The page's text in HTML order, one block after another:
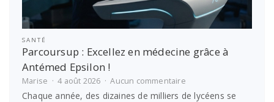
SANTÉ
Parcoursup : Excellez en médecine grâce à
Antémed Epsilon !
Marise 4 août 2026 Aucun commentairesur
Parcoursup
Chaque année, des dizaines de milliers de lycéens se